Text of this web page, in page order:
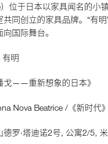
）位于日本以家具闻名的
共同创立的家具品牌。“有
国际舞台。
有明
戈——重新想象的日本》
Nova Beatrice /《新时代》
德罗·塔迪诺2号, 公寓2/5,